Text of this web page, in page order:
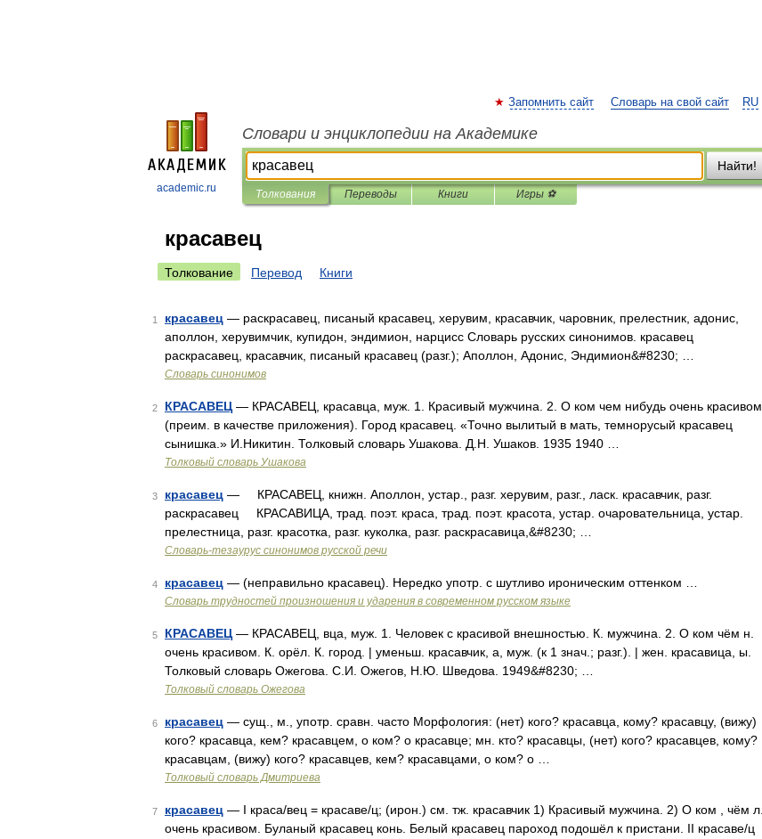
academic.ru
RU
Запомнить сайт Словарь на свой сайт
Словари и энциклопедии на Академике
Найти!
Толкования Переводы Книги Игры ⚽
красавец
Толкование Перевод Книги
1 красавец — раскрасавец, писаный красавец, херувим, красавчик, чаровник, прелестник, адонис,
аполлон, херувимчик, купидон, эндимион, нарцисс Словарь русских синонимов. красавец
раскрасавец, красавчик, писаный красавец (разг.); Аполлон, Адонис, Эндимион&#8230; …
Словарь синонимов
2 КРАСАВЕЦ — КРАСАВЕЦ, красавца, муж. 1. Красивый мужчина. 2. О ком чем нибудь очень красивом
(преим. в качестве приложения). Город красавец. «Точно вылитый в мать, темнорусый красавец
сынишка.» И.Никитин. Толковый словарь Ушакова. Д.Н. Ушаков. 1935 1940 …
Толковый словарь Ушакова
3 красавец — КРАСАВЕЦ, книжн. Аполлон, устар., разг. херувим, разг., ласк. красавчик, разг.
раскрасавец КРАСАВИЦА, трад. поэт. краса, трад. поэт. красота, устар. очаровательница, устар.
прелестница, разг. красотка, разг. куколка, разг. раскрасавица,&#8230; …
Словарь-тезаурус синонимов русской речи
4 красавец — (неправильно красавец). Нередко употр. с шутливо ироническим оттенком …
Словарь трудностей произношения и ударения в современном русском языке
5 КРАСАВЕЦ — КРАСАВЕЦ, вца, муж. 1. Человек с красивой внешностью. К. мужчина. 2. О ком чём н.
очень красивом. К. орёл. К. город. | уменьш. красавчик, а, муж. (к 1 знач.; разг.). | жен. красавица, ы.
Толковый словарь Ожегова. С.И. Ожегов, Н.Ю. Шведова. 1949&#8230; …
Толковый словарь Ожегова
6 красавец — сущ., м., употр. сравн. часто Морфология: (нет) кого? красавца, кому? красавцу, (вижу)
кого? красавца, кем? красавцем, о ком? о красавце; мн. кто? красавцы, (нет) кого? красавцев, кому?
красавцам, (вижу) кого? красавцев, кем? красавцами, о ком? о …
Толковый словарь Дмитриева
7 красавец — I краса/вец = красаве/ц; (ирон.) см. тж. красавчик 1) Красивый мужчина. 2) О ком , чём л.
очень красивом. Буланый красавец конь. Белый красавец пароход подошёл к пристани. II красаве/ц